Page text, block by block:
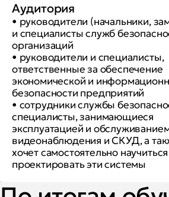
Аудитория
• руководители (начальники,
и специалисты служб
организаций
• руководители и специалисты,
ответственные за обеспечение
экономической и
безопасности предприятий
• сотрудники службы
специалисты, занимающиеся
эксплуатацией и
видеонаблюдения и СКУД, а
хочет самостоятельно научиться
проектировать эти системы